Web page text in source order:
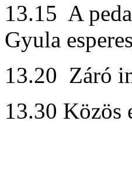
13.15 A
Gyula
13.20 Záró
13.30 Közös